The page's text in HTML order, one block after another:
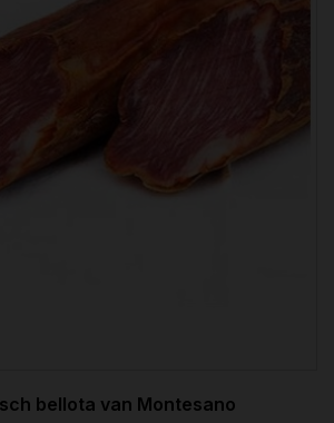
bellota van Montesano